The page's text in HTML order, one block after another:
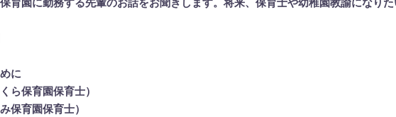
に
保育園保育士）
園保育士）